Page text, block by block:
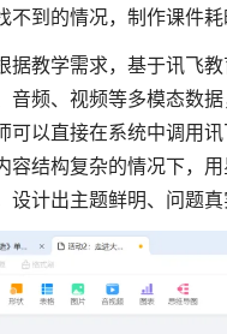
到的情况，制作课件耗
据教学需求，基于讯飞
音频、视频等多模态数
可以直接在系统中调用
容结构复杂的情况下，
计出主题鲜明、问题真